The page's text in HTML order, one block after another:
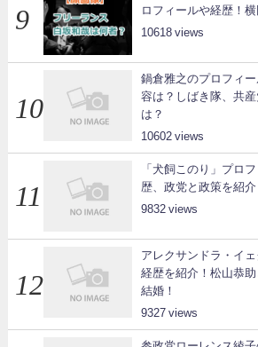
ロフィールや経歴！
10618
鍋倉雅之のプロフィ
容は？しばき隊、共
は？
10602
「犬飼このり」プロ
歴、政党と政策を紹
9832
アレクサンドラ・イ
経歴を紹介！松山恭助
結婚！
9327